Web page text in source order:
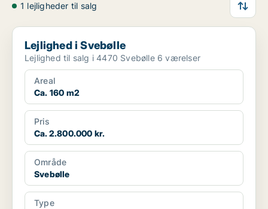
1 lejligheder til salg
Lejlighed i Svebølle
Lejlighed i Svebølle
Lejlighed til salg i 4470 Svebølle 6 værelser
Areal
Ca. 160 m2
Pris
Ca. 2.800.000 kr.
Område
Svebølle
Type